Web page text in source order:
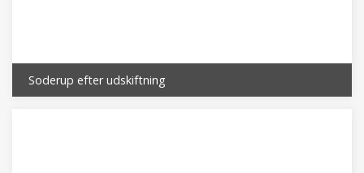
Soderup efter udskiftning